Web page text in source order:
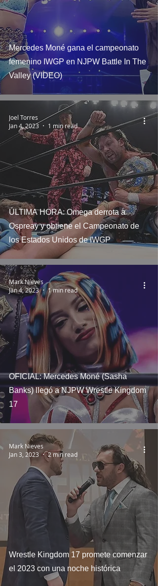
Mercedes Moné gana el campeonato
femenino IWGP en NJPW Battle In The
Valley (VIDEO)
ÚLTIMA HORA: Omega derrota a
Ospreay y obtiene el Campeonato de
los Estados Unidos de IWGP
Joel Torres
Jan 4, 2023
1 min read
OFICIAL: Mercedes Moné (Sasha
Banks) llegó a NJPW Wrestle Kingdom
17
Mark Nieves
Jan 4, 2023
1 min read
Wrestle Kingdom 17 promete comenzar
el 2023 con una noche histórica
Mark Nieves
Jan 3, 2023
2 min read